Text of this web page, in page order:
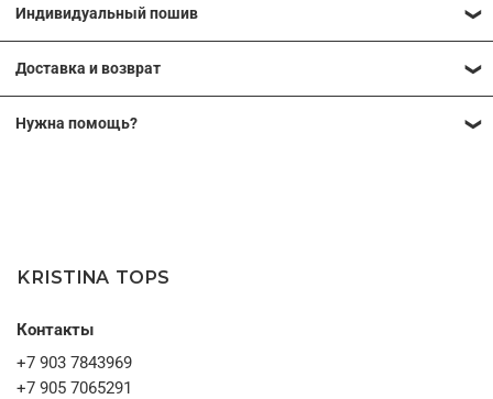
индивидуальным меркам. Это позволяет добиться идеальной
посадки и сделать вещь максимально комфортной именно для
вашей фигуры. Мы можем изменить длину изделия,
KRISTINA TOPS
Контакты
+7 903 7843969
+7 905 7065291